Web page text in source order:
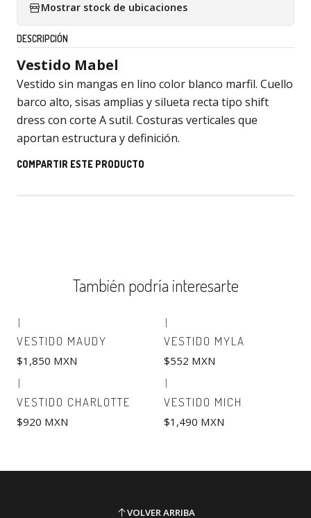
Mostrar stock de ubicaciones
DESCRIPCIÓN
Vestido Mabel
Vestido sin mangas en lino color blanco marfil. Cuello
barco alto, sisas amplias y silueta recta tipo shift
dress con corte A sutil. Costuras verticales que
aportan estructura y definición.
COMPARTIR ESTE PRODUCTO
También podría interesarte
|
VESTIDO MAUDY
$1,850 MXN
|
VESTIDO MYLA
$552 MXN
|
VESTIDO CHARLOTTE
$920 MXN
|
VESTIDO MICH
$1,490 MXN
VOLVER ARRIBA